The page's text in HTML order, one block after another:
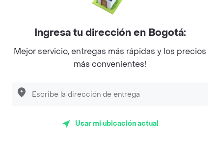
37.600
Sándwich Berenjena cuesta
$ 26.700
Sándwich Faláfel cuesta $
27.200
PM cuesta $ 27.200
Sándwich Ham & Cheese
Ingresa tu dirección en Bogotá:
Mejor servicio, entregas más rápidas y los precios
más convenientes!
Usar mi ubicación actual